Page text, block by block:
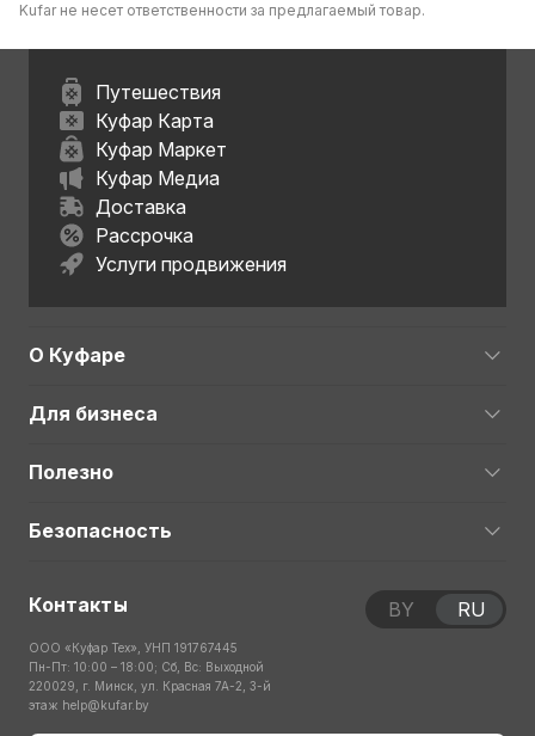
Kufar не несет ответственности за предлагаемый товар.
Путешествия
Куфар Карта
Куфар Маркет
Куфар Медиа
Доставка
Рассрочка
Услуги продвижения
О Куфаре
Для бизнеса
Полезно
Безопасность
Контакты
ООО «Куфар Тех», УНП 191767445
Пн-Пт: 10:00 – 18:00; Сб, Вс: Выходной
220029, г. Минск, ул. Красная 7А-2, 3-й
этаж help@kufar.by
BY RU